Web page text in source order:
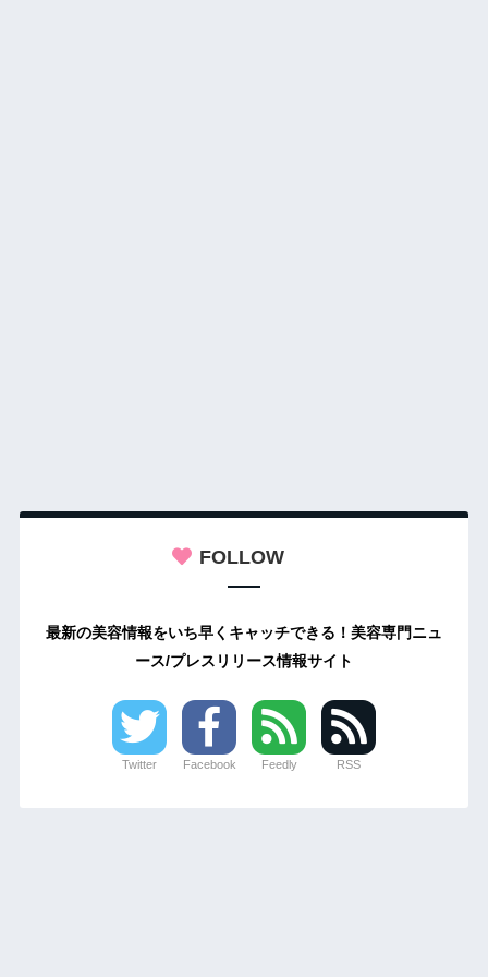
FOLLOW
最新の美容情報をいち早くキャッチできる！美容専門ニュ
ース/プレスリリース情報サイト
Twitter Facebook Feedly RSS